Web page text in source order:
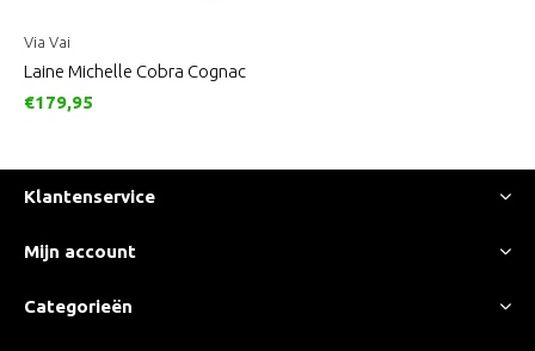
Via Vai
Laine Michelle Cobra Cognac
€179,95
Klantenservice
Mijn account
Categorieën